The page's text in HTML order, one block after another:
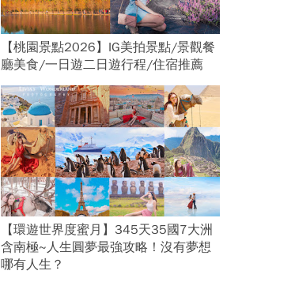
【桃園景點2026】IG美拍景點/景觀餐
廳美食/一日遊二日遊行程/住宿推薦
【環遊世界度蜜月】345天35國7大洲
含南極~人生圓夢最強攻略！沒有夢想
哪有人生？